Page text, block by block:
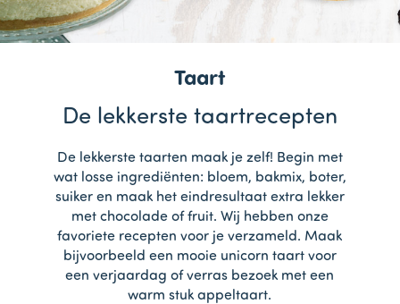
Taart
De lekkerste taartrecepten
De lekkerste taarten maak je zelf! Begin met
wat losse ingrediënten: bloem, bakmix, boter,
suiker en maak het eindresultaat extra lekker
met chocolade of fruit. Wij hebben onze
favoriete recepten voor je verzameld. Maak
bijvoorbeeld een mooie unicorn taart voor
een verjaardag of verras bezoek met een
warm stuk appeltaart.